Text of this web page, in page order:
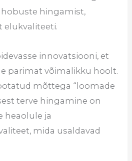
hobuste hingamist,
elukvaliteeti.
innovatsiooni, et
parimat võimalikku hoolt.
mõttega “loomade
terve hingamine on
heaolule ja
mida usaldavad